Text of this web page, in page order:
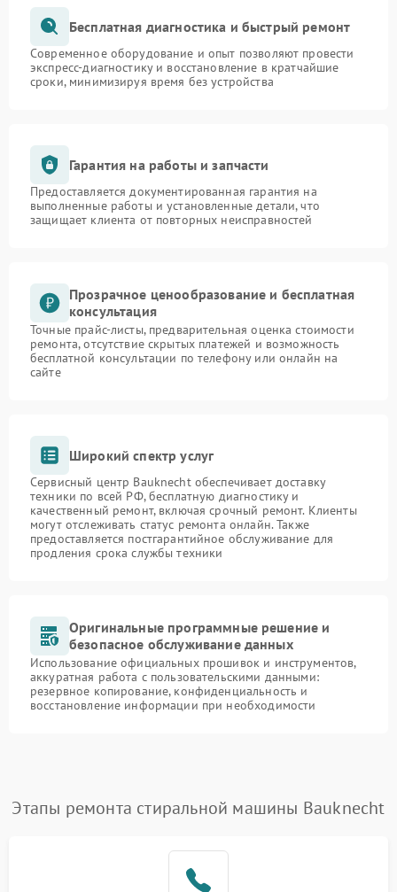
Бесплатная диагностика и быстрый ремонт
Современное оборудование и опыт позволяют провести
экспресс-диагностику и восстановление в кратчайшие
сроки, минимизируя время без устройства
Гарантия на работы и запчасти
Предоставляется документированная гарантия на
выполненные работы и установленные детали, что
защищает клиента от повторных неисправностей
Прозрачное ценообразование и бесплатная
консультация
Точные прайс-листы, предварительная оценка стоимости
ремонта, отсутствие скрытых платежей и возможность
бесплатной консультации по телефону или онлайн на
сайте
Широкий спектр услуг
Сервисный центр Bauknecht обеспечивает доставку
техники по всей РФ, бесплатную диагностику и
качественный ремонт, включая срочный ремонт. Клиенты
могут отслеживать статус ремонта онлайн. Также
предоставляется постгарантийное обслуживание для
продления срока службы техники
Оригинальные программные решение и
безопасное обслуживание данных
Использование официальных прошивок и инструментов,
аккуратная работа с пользовательскими данными:
резервное копирование, конфиденциальность и
восстановление информации при необходимости
Этапы ремонта стиральной машины Bauknecht